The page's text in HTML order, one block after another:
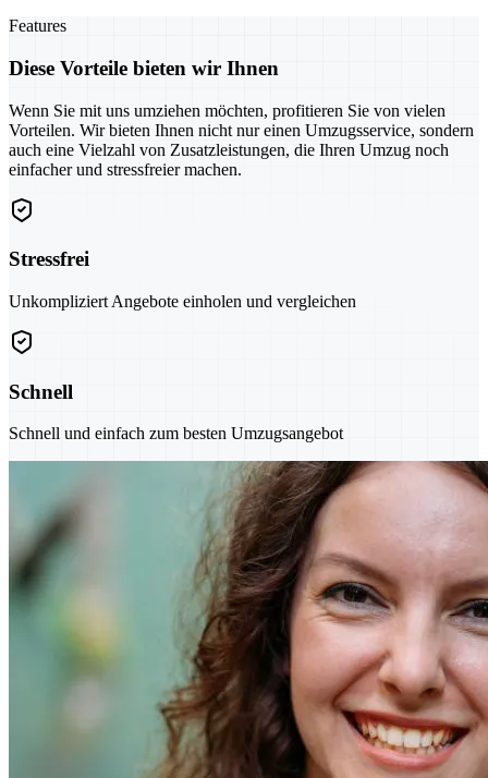
Features
Diese Vorteile bieten wir Ihnen
Wenn Sie mit uns umziehen möchten, profitieren Sie von vielen
Vorteilen. Wir bieten Ihnen nicht nur einen Umzugsservice, sondern
auch eine Vielzahl von Zusatzleistungen, die Ihren Umzug noch
einfacher und stressfreier machen.
Stressfrei
Unkompliziert Angebote einholen und vergleichen
Schnell
Schnell und einfach zum besten Umzugsangebot